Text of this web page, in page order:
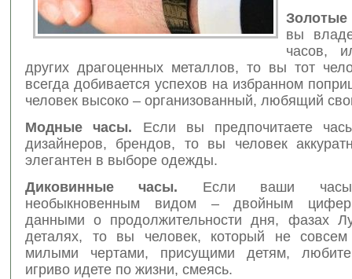
вы
часов,
других драгоценных металлов, то вы тот
всегда добивается успехов на избранном
человек высоко – организованный, любящий
Модные часы. Если вы предпочитаете
дизайнеров, брендов, то вы человек
элегантен в выборе одежды.
Диковинные часы. Если ваши часы
необыкновенным видом – двойным
данными о продолжительности дня, фазах
деталях, то вы человек, который не совсем
милыми чертами, присущими детям,
игриво идете по жизни, смеясь.